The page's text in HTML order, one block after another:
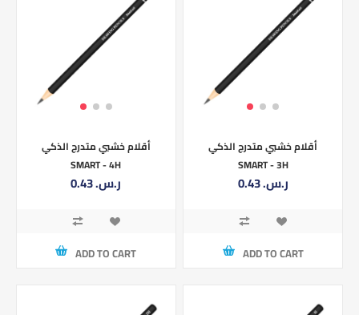
أقلام خشبي متدرج الذكي
SMART - 4H
0.43 ر.س.‏
ADD TO CART
أقلام خشبي متدرج الذكي
SMART - 3H
0.43 ر.س.‏
ADD TO CART